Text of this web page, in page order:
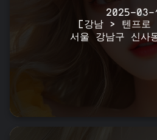
2025-03-
[강남 > 텐프로
서울 강남구 신사